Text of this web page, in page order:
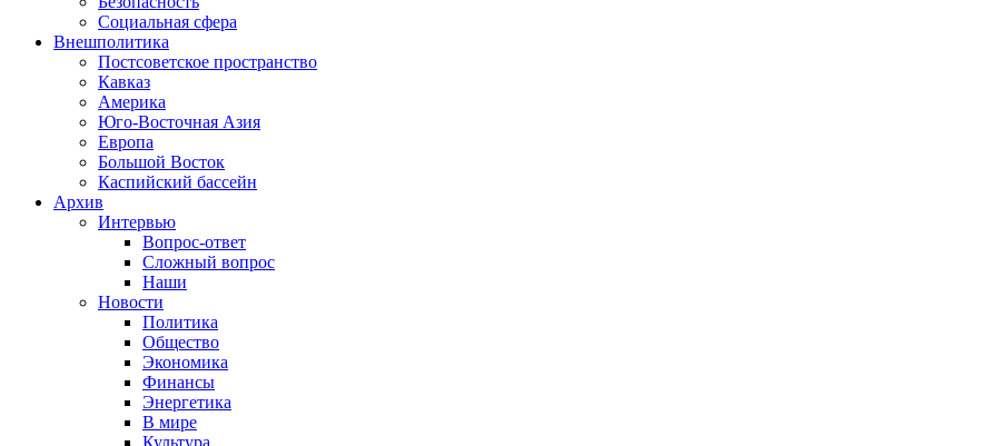
Социальная сфера
Внешполитика
Постсоветское пространство
Кавказ
Америка
Юго-Восточная Азия
Европа
Большой Восток
Каспийский бассейн
Архив
Интервью
Вопрос-ответ
Сложный вопрос
Наши
Новости
Политика
Общество
Экономика
Финансы
Энергетика
В мире
Культура